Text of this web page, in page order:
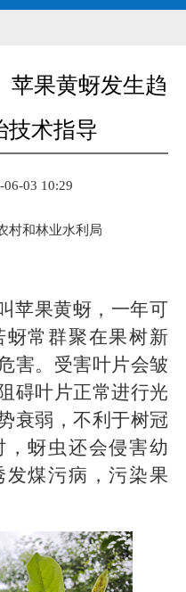
苹果黄蚜发生趋
技术指导
03 10:29
村和林业水利局
苹果黄蚜，一年可
常群聚在果树新
害。受害叶片会皱
碍叶片正常进行光
衰弱，不利于树冠
蚜虫还会侵害幼
煤污病，污染果